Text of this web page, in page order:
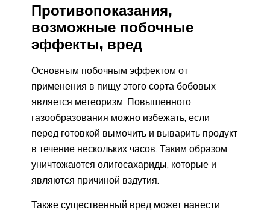
Противопоказания,
возможные побочные
эффекты, вред
Основным побочным эффектом от
применения в пищу этого сорта бобовых
является метеоризм. Повышенного
газообразования можно избежать, если
перед готовкой вымочить и выварить продукт
в течение нескольких часов. Таким образом
уничтожаются олигосахариды, которые и
являются причиной вздутия.
Также существенный вред может нанести